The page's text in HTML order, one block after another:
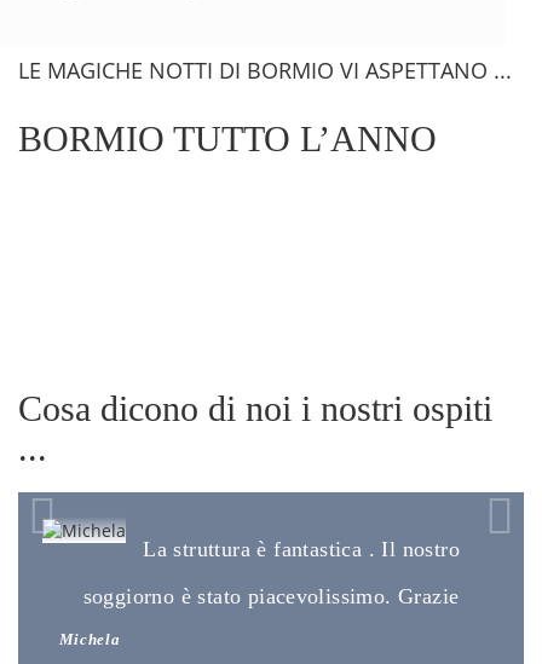
LE MAGICHE NOTTI DI BORMIO VI ASPETTANO ...
BORMIO TUTTO L’ANNO
Cosa dicono di noi i nostri ospiti
...
La struttura è fantastica . Il nostro
soggiorno è stato piacevolissimo. Grazie
Michela